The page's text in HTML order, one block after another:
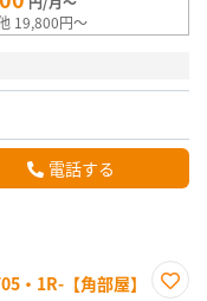
19,800円～
電話する
・1R-【角部屋】